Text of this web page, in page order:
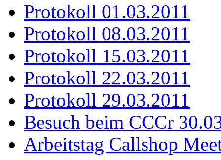
Protokoll 01.03.2011
Protokoll 08.03.2011
Protokoll 15.03.2011
Protokoll 22.03.2011
Protokoll 29.03.2011
Besuch beim CCCr
Arbeitstag Callshop